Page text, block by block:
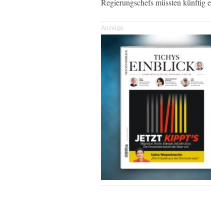
Regierungschefs müssten künftig
Anzeige